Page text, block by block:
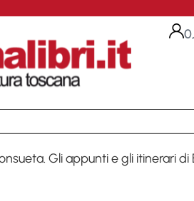
Gli appunti e gli itinerari